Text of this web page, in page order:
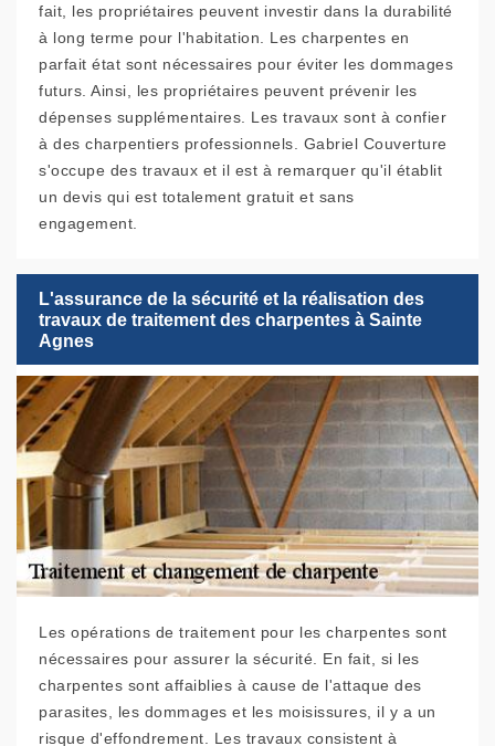
fait, les propriétaires peuvent investir dans la durabilité
à long terme pour l'habitation. Les charpentes en
parfait état sont nécessaires pour éviter les dommages
futurs. Ainsi, les propriétaires peuvent prévenir les
dépenses supplémentaires. Les travaux sont à confier
à des charpentiers professionnels. Gabriel Couverture
s'occupe des travaux et il est à remarquer qu'il établit
un devis qui est totalement gratuit et sans
engagement.
L'assurance de la sécurité et la réalisation des
travaux de traitement des charpentes à Sainte
Agnes
Les opérations de traitement pour les charpentes sont
nécessaires pour assurer la sécurité. En fait, si les
charpentes sont affaiblies à cause de l'attaque des
parasites, les dommages et les moisissures, il y a un
risque d'effondrement. Les travaux consistent à